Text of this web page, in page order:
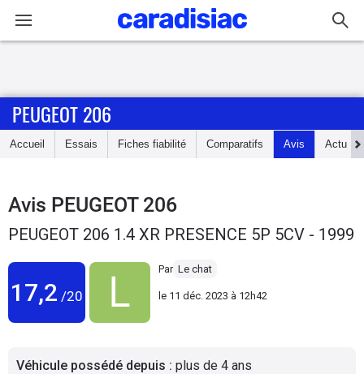
Accueil
Essais
Guide
Electriques
PEUGEOT 206
Accueil Essais Fiches fiabilité Comparatifs Avis Actu
Avis PEUGEOT 206
PEUGEOT 206 1.4 XR PRESENCE 5P 5CV - 1999
17,2 /20
Par Le chat
le 11 déc. 2023 à 12h42
Véhicule possédé depuis : plus de 4 ans